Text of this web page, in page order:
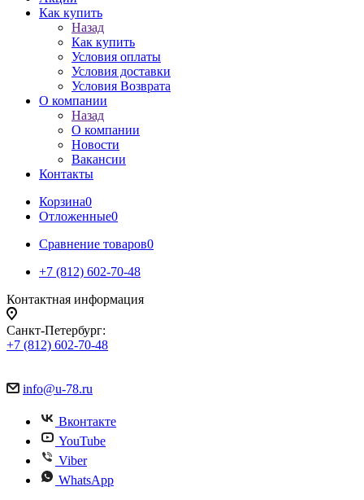
Как купить
Назад
Как купить
Условия оплаты
Условия доставки
Условия Возврата
О компании
Назад
О компании
Новости
Вакансии
Контакты
Корзина0
Отложенные0
Сравнение товаров0
+7 (812) 602-70-48
Контактная информация
Санкт-Петербург:
+7 (812) 602-70-48
info@u-78.ru
Вконтакте
YouTube
Viber
WhatsApp